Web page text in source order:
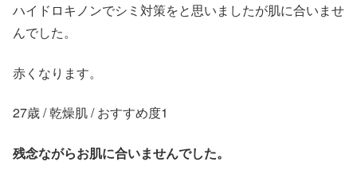
ハイドロキノンでシミ対策をと思いましたが肌に合いませ
んでした。
赤くなります。
27歳 / 乾燥肌 / おすすめ度1
残念ながらお肌に合いませんでした。